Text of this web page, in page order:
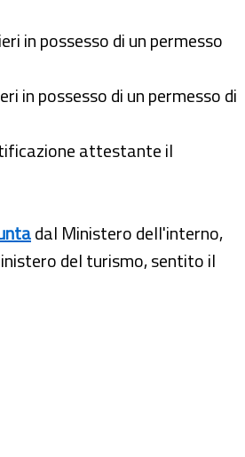
in possesso di un permesso
in possesso di un permesso di
attestante il
dal Ministero dell'interno,
del turismo, sentito il